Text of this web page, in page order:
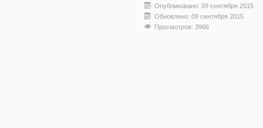
Опубликовано: 09 сентября 2015
Обновлено: 09 сентября 2015
Просмотров: 3966